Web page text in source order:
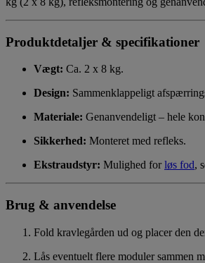
Produktdetaljer & specifikationer
Vægt: Ca. 2 x 8 kg.
Design: Sammenklappeligt
Materiale: Genanvendeligt – hele
Sikkerhed: Monteret med refleks.
Ekstraudstyr: Mulighed forløs fod,
Brug & anvendelse
Fold kravlegården ud og placer den
Lås eventuelt flere moduler sammen